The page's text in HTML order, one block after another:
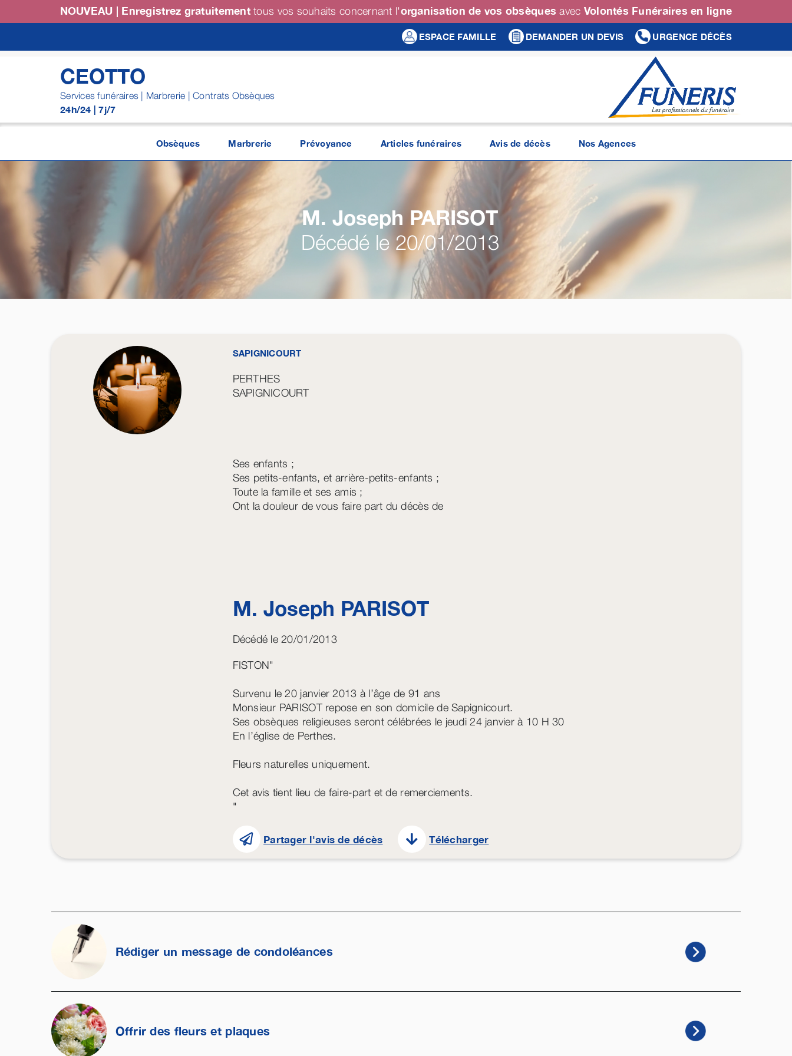
au
NOUVEAU | Enregistrez gratuitement tous vos souhaits concernant l'organisation de vos obsèques avec Volontés Funéraires en ligne
ESPACE FAMILLE DEMANDER UN DEVIS URGENCE DÉCÈS
CEOTTO
Services funéraires | Marbrerie | Contrats Obsèques
24h/24 | 7j/7
Obsèques Marbrerie Prévoyance Articles funéraires Avis de décès Nos Agences
M. Joseph PARISOT
Décédé le 20/01/2013
SAPIGNICOURT
PERTHES
SAPIGNICOURT
Ses enfants ;
Ses petits-enfants, et arrière-petits-enfants ;
Toute la famille et ses amis ;
Ont la douleur de vous faire part du décès de
M. Joseph PARISOT
Décédé le 20/01/2013
FISTON"
Survenu le 20 janvier 2013 à l’âge de 91 ans
Monsieur PARISOT repose en son domicile de Sapignicourt.
Ses obsèques religieuses seront célébrées le jeudi 24 janvier à 10 H 30
En l’église de Perthes.
Fleurs naturelles uniquement.
Cet avis tient lieu de faire-part et de remerciements.
"
Partager l'avis de décès Télécharger
Rédiger un message de condoléances
Offrir des fleurs et plaques